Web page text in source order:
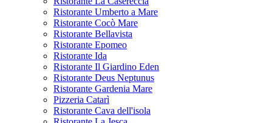
Ristorante Umberto a Mare
Ristorante Cocò Mare
Ristorante Bellavista
Ristorante Epomeo
Ristorante Ida
Ristorante Il Giardino Eden
Ristorante Deus Neptunus
Ristorante Gardenia Mare
Pizzeria Catarì
Ristorante Cava dell'isola